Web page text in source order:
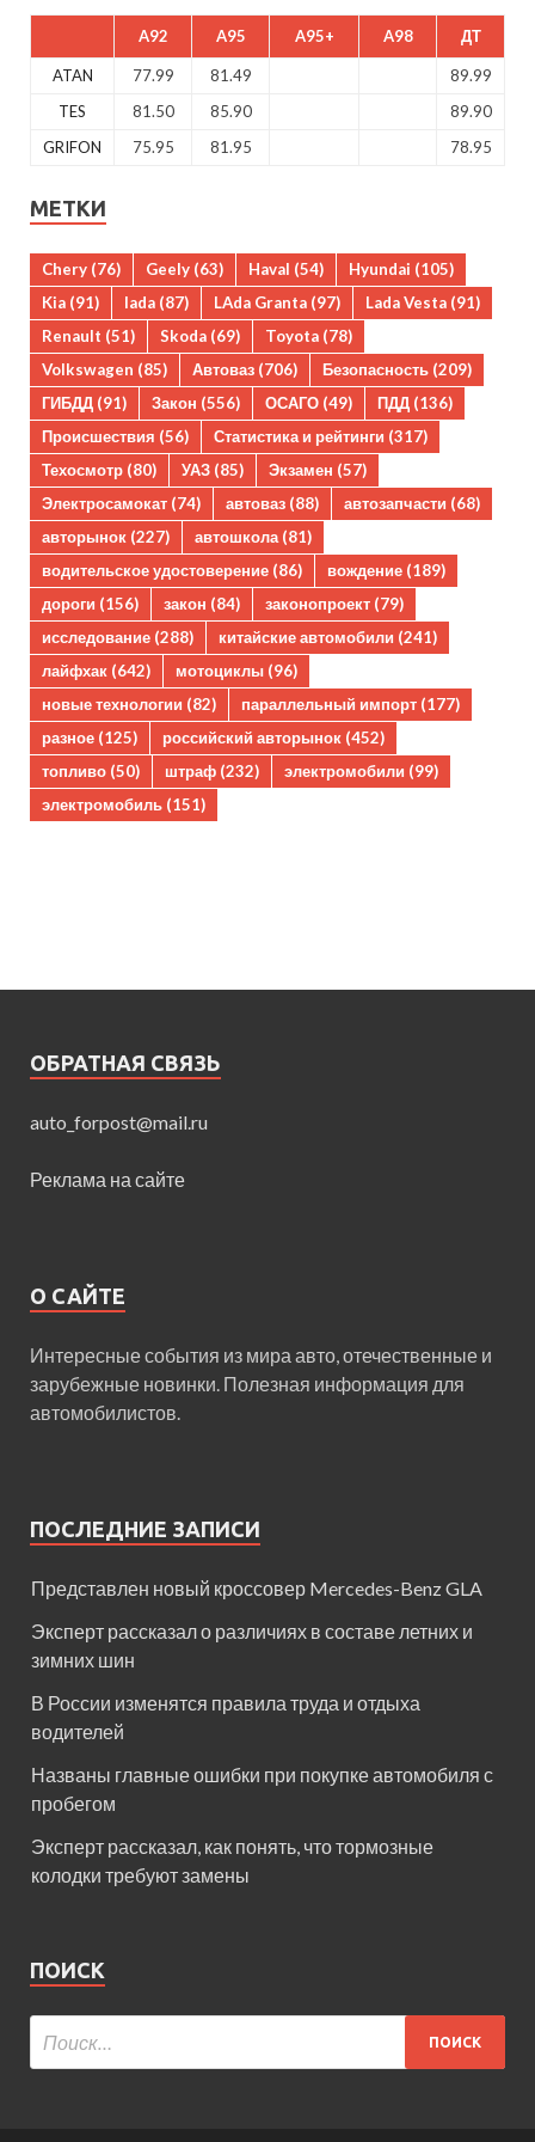
A92 A95 A95+ A98 ДТ
ATAN 77.99 81.49
89.99
TES
81.50 85.90
89.90
GRIFON
75.95 81.95 78.95
МЕТКИ
Chery (76) Geely (63) Haval (54) Hyundai (105)
Kia (91) lada (87) LAda Granta (97) Lada Vesta (91)
Renault (51) Skoda (69) Toyota (78)
Volkswagen (85) Автоваз (706) Безопасность (209)
ГИБДД (91) Закон (556) ОСАГО (49) ПДД (136)
Происшествия (56) Статистика и рейтинги (317)
Техосмотр (80) УАЗ (85) Экзамен (57)
Электросамокат (74) автоваз (88) автозапчасти (68)
авторынок (227) автошкола(81)
водительское удостоверение (86) вождение (189)
дороги (156) закон (84) законопроект (79)
исследование (288) китайские автомобили (241)
лайфхак (642) мотоциклы (96)
новые технологии (82) параллельный импорт (177)
разное (125) российский авторынок (452)
топливо (50) штраф (232) электромобили (99)
электромобиль (151)
ОБРАТНАЯ СВЯЗЬ
auto_forpost@mail.ru
Реклама на сайте
О САЙТЕ
Интересные события из мира авто, отечественные и
зарубежные новинки. Полезная информация для
автомобилистов.
ПОСЛЕДНИЕ ЗАПИСИ
Представлен новый кроссовер Mercedes-Benz GLA
Эксперт рассказал о различиях в составе летних и
зимних шин
В России изменятся правила труда и отдыха
водителей
Названы главные ошибки при покупке автомобиля с
пробегом
Эксперт рассказал, как понять, что тормозные
колодки требуют замены
ПОИСК